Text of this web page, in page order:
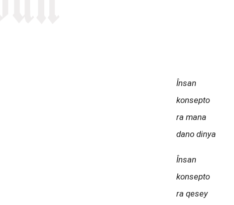
Însan
konsepto
ra mana
dano dinya
Însan
konsepto
ra qesey